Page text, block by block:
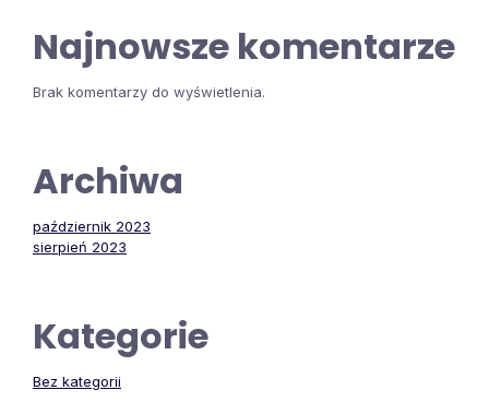
Najnowsze komentarze
Brak komentarzy do wyświetlenia.
Archiwa
październik 2023
sierpień 2023
Kategorie
Bez kategorii